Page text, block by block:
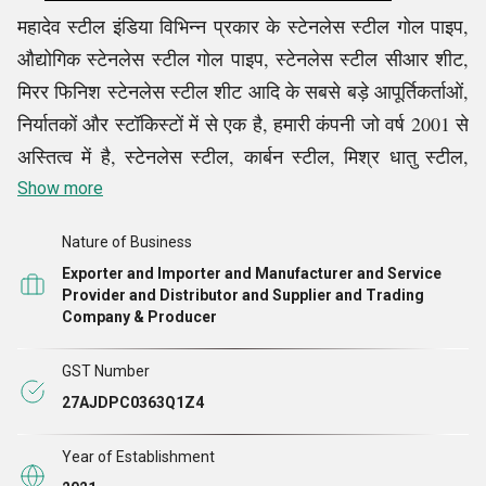
महादेव स्टील इंडिया विभिन्न प्रकार के स्टेनलेस स्टील गोल पाइप,
औद्योगिक स्टेनलेस स्टील गोल पाइप, स्टेनलेस स्टील सीआर शीट,
मिरर फिनिश स्टेनलेस स्टील शीट आदि के सबसे बड़े आपूर्तिकर्ताओं,
निर्यातकों और स्टॉकिस्टों में से एक है, हमारी कंपनी जो वर्ष 2001 से
अस्तित्व में है, स्टेनलेस स्टील, कार्बन स्टील, मिश्र धातु स्टील,
डुप्लेक्स स्टील और उच्च निकल मिश्र धातुओं के लिए भारतीय
है। हम अंतर्राष्ट्रीय मानकीकरण संगठन द्वारा ISO 9001:2015
प्रमाणित संगठनों में से एक हैं जो हमारे संगठन के गुणवत्ता प्रबंधन
को रेखांकित करते हैं।
हमारी कंपनी दुनिया भर के ग्राहकों के लिए स्टेनलेस स्टील और
उच्च निकल मिश्र धातु उत्पादों की खरीद और आपूर्ति करने में
विशिष्ट है। कंपनी का अच्छी तरह से स्टॉक किया गया स्टील महादेव
स्टील इंडिया को शीर्ष पर रखते हुए बाजारों में औद्योगिक और निर्माण
Show more
Nature of Business
Exporter and Importer and Manufacturer and Service
Provider and Distributor and Supplier and Trading
Company & Producer
GST Number
27AJDPC0363Q1Z4
Year of Establishment